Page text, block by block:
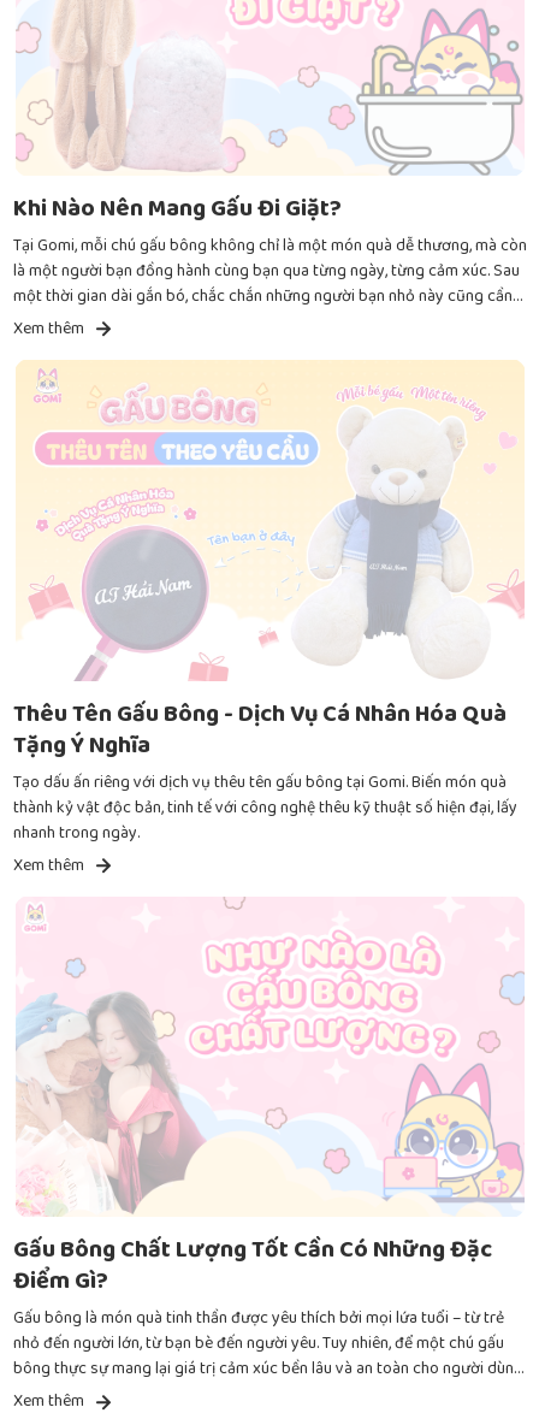
Khi Nào Nên Mang Gấu Đi Giặt?
Tại Gomi, mỗi chú gấu bông không chỉ là một món quà dễ thương, mà còn
là một người bạn đồng hành cùng bạn qua từng ngày, từng cảm xúc. Sau
một thời gian dài gắn bó, chắc chắn những người bạn nhỏ này cũng cần
được chăm sóc để giữ mãi vẻ ngoài xinh xắn và thơm tho như ngày đầu.
Xem thêm
Thêu Tên Gấu Bông - Dịch Vụ Cá Nhân Hóa Quà
Tặng Ý Nghĩa
Tạo dấu ấn riêng với dịch vụ thêu tên gấu bông tại Gomi. Biến món quà
thành kỷ vật độc bản, tinh tế với công nghệ thêu kỹ thuật số hiện đại, lấy
nhanh trong ngày.
Xem thêm
Gấu Bông Chất Lượng Tốt Cần Có Những Đặc
Điểm Gì?
Gấu bông là món quà tinh thần được yêu thích bởi mọi lứa tuổi – từ trẻ
nhỏ đến người lớn, từ bạn bè đến người yêu. Tuy nhiên, để một chú gấu
bông thực sự mang lại giá trị cảm xúc bền lâu và an toàn cho người dùng,
bạn cần quan tâm đến chất lượng của sản phẩm, chứ không chỉ dừng lại
Xem thêm